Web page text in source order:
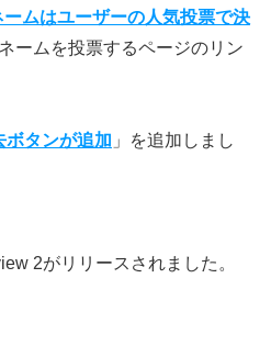
ムはユーザーの人気投票で決
ームを投票するページのリン
ボタンが追加 」を追加しまし
2がリリースされました。